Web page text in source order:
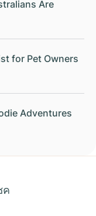
Are
for Pet Owners
Adventures
ค